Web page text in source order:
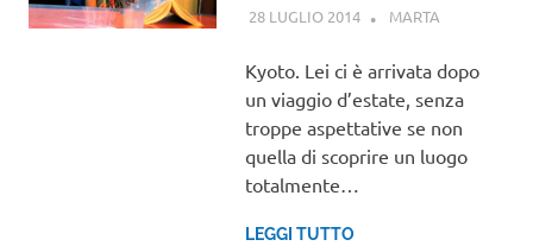
28 LUGLIO 2014 MARTA
Kyoto. Lei ci è arrivata dopo
un viaggio d’estate, senza
troppe aspettative se non
quella di scoprire un luogo
totalmente…
LEGGI TUTTO